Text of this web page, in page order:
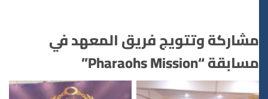
مشاركة وتتويج فريق المعهد في
مسابقة “Pharaohs Mission”